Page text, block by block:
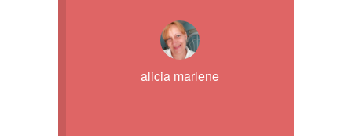
alicia marlene